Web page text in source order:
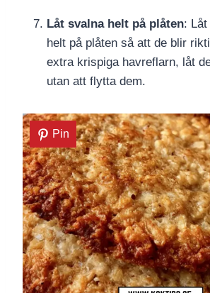
Låt svalna helt på plåten:
helt på plåten så att de blir
extra krispiga havreflarn, låt
utan att flytta dem.
Pin